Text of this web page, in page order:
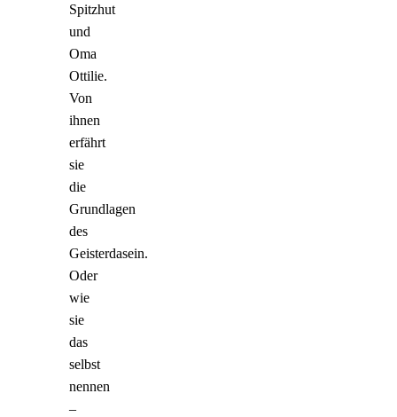
Spitzhut
und
Oma
Ottilie.
Von
ihnen
erfährt
sie
die
Grundlagen
des
Geisterdasein.
Oder
wie
sie
das
selbst
nennen
–